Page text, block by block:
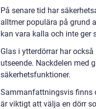
På senare tid har
alltmer populära på grund
kan vara kalla och inte ger
Glas i ytterdörrar har
utseende. Nackdelen med
säkerhetsfunktioner.
Sammanfattningsvis finns
är viktigt att välja en dörr